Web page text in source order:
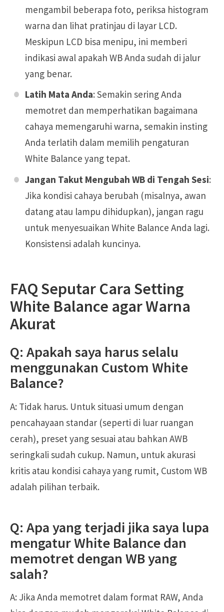
mengambil beberapa foto, periksa histogram
warna dan lihat pratinjau di layar LCD.
Meskipun LCD bisa menipu, ini memberi
indikasi awal apakah WB Anda sudah di jalur
yang benar.
Latih Mata Anda: Semakin sering Anda
memotret dan memperhatikan bagaimana
cahaya memengaruhi warna, semakin insting
Anda terlatih dalam memilih pengaturan
White Balance yang tepat.
Jangan Takut Mengubah WB di Tengah Sesi:
Jika kondisi cahaya berubah (misalnya, awan
datang atau lampu dihidupkan), jangan ragu
untuk menyesuaikan White Balance Anda lagi.
Konsistensi adalah kuncinya.
FAQ Seputar Cara Setting
White Balance agar Warna
Akurat
Q: Apakah saya harus selalu
menggunakan Custom White
Balance?
A: Tidak harus. Untuk situasi umum dengan
pencahayaan standar (seperti di luar ruangan
cerah), preset yang sesuai atau bahkan AWB
seringkali sudah cukup. Namun, untuk akurasi
kritis atau kondisi cahaya yang rumit, Custom WB
adalah pilihan terbaik.
Q: Apa yang terjadi jika saya lupa
mengatur White Balance dan
memotret dengan WB yang
salah?
A: Jika Anda memotret dalam format RAW, Anda